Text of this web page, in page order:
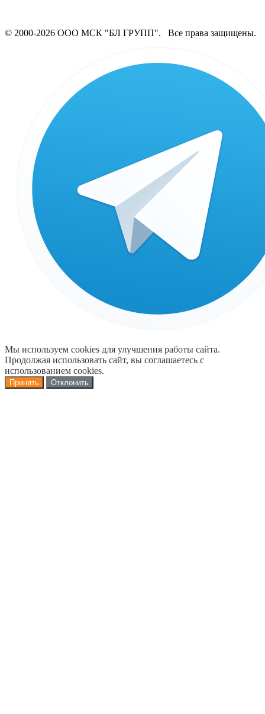
© 2000-2026 ООО МСК "БЛ ГРУПП". Все права защищены.
Мы используем cookies для улучшения работы сайта.
Продолжая использовать сайт, вы соглашаетесь с
использованием cookies.
Принять Отклонить